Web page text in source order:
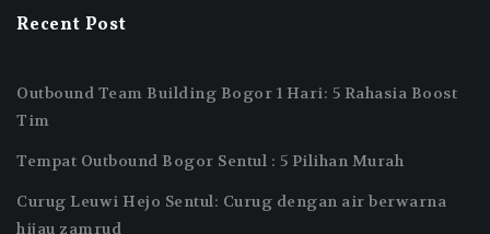
Recent Post
Outbound Team Building Bogor 1 Hari: 5 Rahasia Boost
Tim
Tempat Outbound Bogor Sentul : 5 Pilihan Murah
Curug Leuwi Hejo Sentul: Curug dengan air berwarna
hijau zamrud